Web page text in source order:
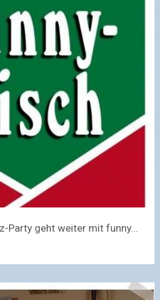
Party geht weiter mit funny...